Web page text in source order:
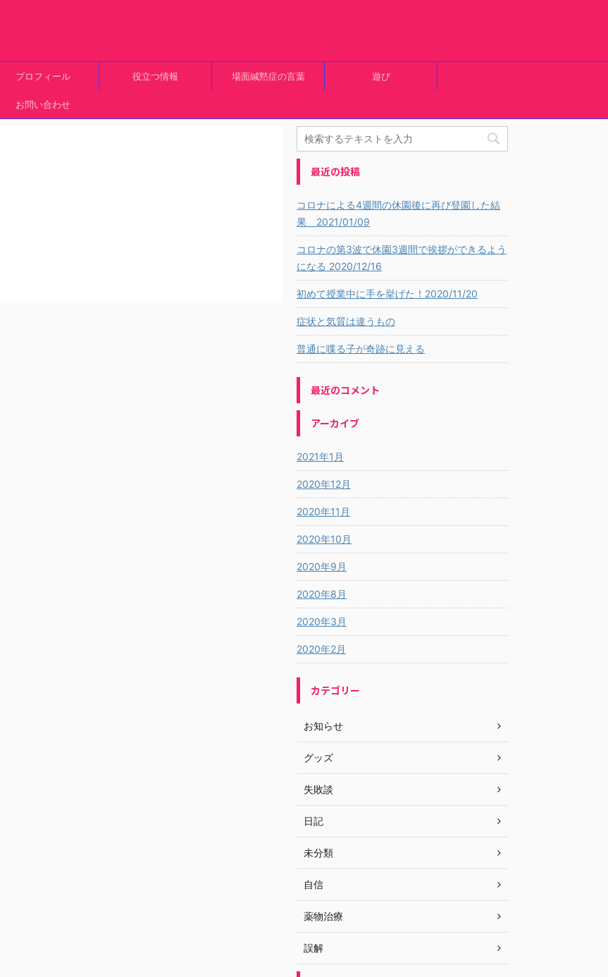
プロフィール 役立つ情報 場面緘黙症の言葉 遊び
お問い合わせ
最近の投稿
コロナによる4週間の休園後に再び登園した結
果 2021/01/09
コロナの第3波で休園3週間で挨拶ができるよう
になる 2020/12/16
初めて授業中に手を挙げた！2020/11/20
症状と気質は違うもの
普通に喋る子が奇跡に見える
最近のコメント
アーカイブ
2021年1月
2020年12月
2020年11月
2020年10月
2020年9月
2020年8月
2020年3月
2020年2月
カテゴリー
お知らせ
グッズ
失敗談
日記
未分類
自信
薬物治療
誤解